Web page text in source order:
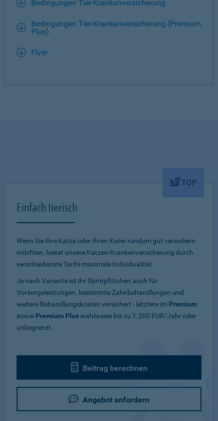
Bedingungen Tier-Krankenversicherung
Bedingungen Tier-Krankenversicherung (Premium
Plus)
Flyer
TOP
Einfach tierisch
Wenn Sie Ihre Katze oder Ihren Kater rundum gut versichern
möchten, bietet unsere Katzen-Krankenversicherung durch
verschiedenste Tarife maximale Individualität.
Je nach Variante ist Ihr Samtpfötchen auch für
Vorsorgeleistungen, bestimmte Zahnbehandlungen und
weitere Behandlungskosten versichert - letztere im Premium
sowie Premium Pluswahlweise bis zu 1.200 EUR/Jahr oder
unbegrenzt.
Beitrag berechnen
Angebot anfordern